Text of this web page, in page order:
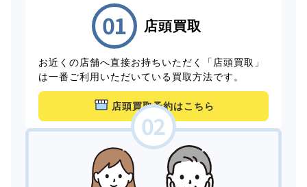
店頭買取
お近くの店舗へ直接お持ちいただく「店頭買取」
は一番ご利用いただいている買取方法です。
店頭買取予約はこちら